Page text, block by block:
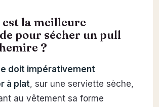
est la meilleure
pour sécher un pull
?
doit impérativement
à plat, sur une serviette sèche,
au vêtement sa forme